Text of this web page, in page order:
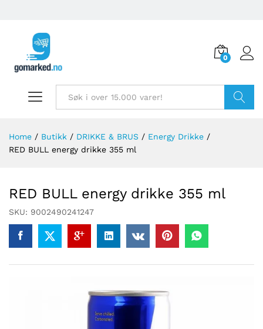
0
Home / Butikk / DRIKKE & BRUS / Energy Drikke /
RED BULL energy drikke 355 ml
RED BULL energy drikke 355 ml
SKU: 9002490241247